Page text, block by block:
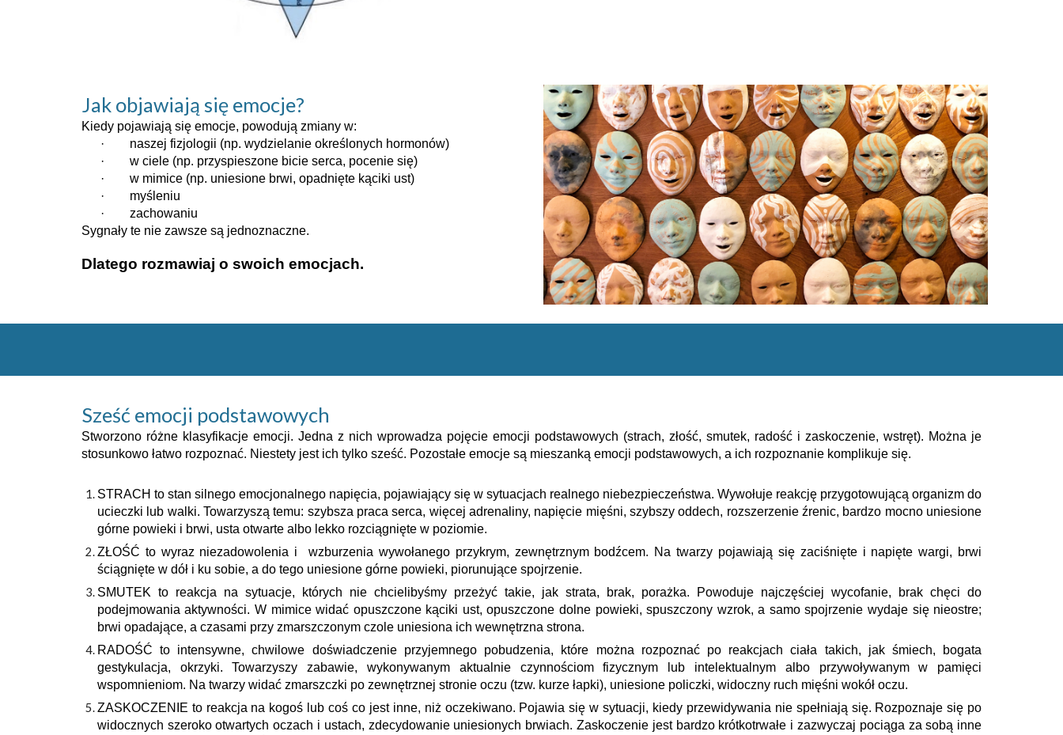
Jak objawiają się emocje?
Kiedy pojawiają się emocje, powodują zmiany w:
·
naszej fizjologii (np. wydzielanie określonych hormonów)
·
w ciele (np. przyspieszone bicie serca, pocenie się)
·
w mimice (np. uniesione brwi, opadnięte kąciki ust)
·
myśleniu
·
zachowaniu
Sygnały te nie zawsze są jednoznaczne.
Dlatego rozmawiaj o swoich emocjach.
Sześć emocji podstawowych
Stworzono różne klasyfikacje emocji. Jedna z nich wprowadza pojęcie emocji podstawowych (strach, złość, smutek, radość i zaskoczenie, wstręt). Można je
stosunkowo łatwo rozpoznać. Niestety jest ich tylko sześć. Pozostałe emocje są mieszanką emocji podstawowych, a ich rozpoznanie komplikuje się.
STRACH to stan silnego emocjonalnego napięcia, pojawiający się w sytuacjach realnego niebezpieczeństwa. Wywołuje reakcję przygotowującą organizm do
ucieczki lub walki. Towarzyszą temu: szybsza praca serca, więcej adrenaliny, napięcie mięśni, szybszy oddech, rozszerzenie źrenic, bardzo mocno uniesione
górne powieki i brwi, usta otwarte albo lekko rozciągnięte w poziomie.
ZŁOŚĆ to wyraz niezadowolenia i wzburzenia wywołanego przykrym, zewnętrznym bodźcem. Na twarzy pojawiają się zaciśnięte i napięte wargi, brwi
ściągnięte w dół i ku sobie, a do tego uniesione górne powieki, piorunujące spojrzenie.
SMUTEK to reakcja na sytuacje, których nie chcielibyśmy przeżyć takie, jak strata, brak, porażka. Powoduje najczęściej wycofanie, brak chęci do
podejmowania aktywności. W mimice widać opuszczone kąciki ust, opuszczone dolne powieki, spuszczony wzrok, a samo spojrzenie wydaje się nieostre;
brwi opadające, a czasami przy zmarszczonym czole uniesiona ich wewnętrzna strona.
RADOŚĆ to intensywne, chwilowe doświadczenie przyjemnego pobudzenia, które można rozpoznać po reakcjach ciała takich, jak śmiech, bogata
gestykulacja, okrzyki. Towarzyszy zabawie, wykonywanym aktualnie czynnościom fizycznym lub intelektualnym albo przywoływanym w pamięci
wspomnieniom. Na twarzy widać zmarszczki po zewnętrznej stronie oczu (tzw. kurze łapki), uniesione policzki, widoczny ruch mięśni wokół oczu.
ZASKOCZENIE to reakcja na kogoś lub coś co jest inne, niż oczekiwano. Pojawia się w sytuacji, kiedy przewidywania nie spełniają się. Rozpoznaje się po
widocznych szeroko otwartych oczach i ustach, zdecydowanie uniesionych brwiach. Zaskoczenie jest bardzo krótkotrwałe i zazwyczaj pociąga za sobą inne